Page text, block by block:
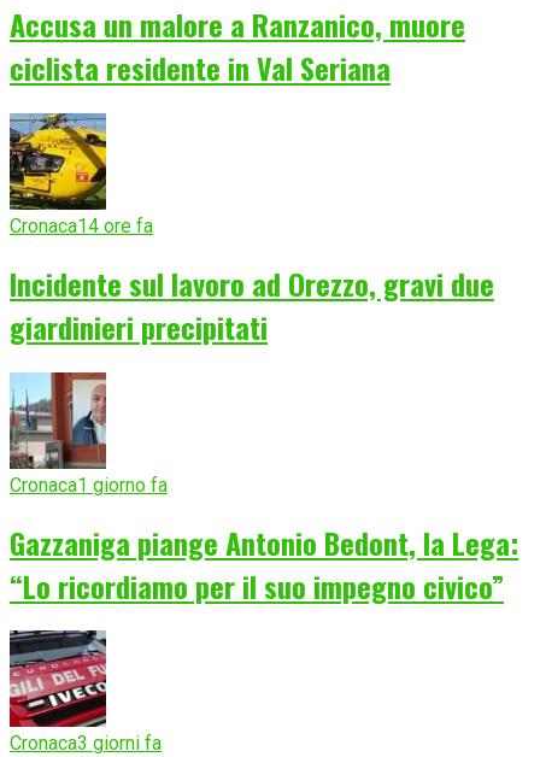
Accusa un malore a Ranzanico, muore
ciclista residente in Val Seriana
Cronaca14 ore fa
Incidente sul lavoro ad Orezzo, gravi due
giardinieri precipitati
Cronaca1 giorno fa
Gazzaniga piange Antonio Bedont, la Lega:
“Lo ricordiamo per il suo impegno civico”
Cronaca3 giorni fa